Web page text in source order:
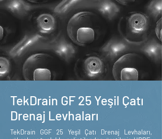
TekDrain GF 25 Yeşil Çatı
Drenaj Levhaları
TekDrain GGF 25 Yeşil Çatı Drenaj Levhaları,